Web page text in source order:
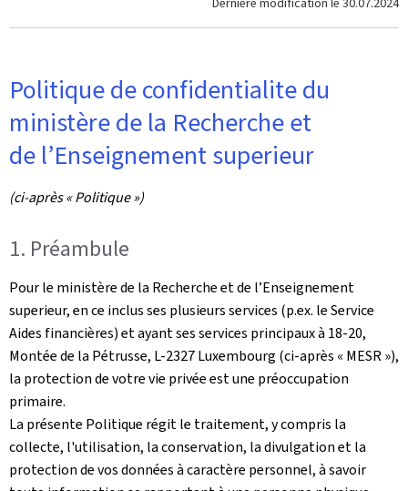
Politique de confidentialite du
ministère de la Recherche et
de l’Enseignement superieur
(ci-après « Politique »)
1. Préambule
Pour le ministère de la Recherche et de l’Enseignement
superieur, en ce inclus ses plusieurs services (p.ex. le Service
Aides financières) et ayant ses services principaux à 18-20,
Montée de la Pétrusse, L-2327 Luxembourg (ci-après « MESR »),
la protection de votre vie privée est une préoccupation
primaire.
La présente Politique régit le traitement, y compris la
collecte, l'utilisation, la conservation, la divulgation et la
protection de vos données à caractère personnel, à savoir